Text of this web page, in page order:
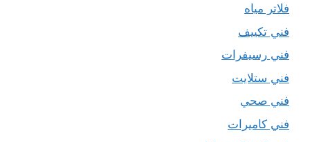
فلاتر مياه
فني تكييف
فني رسيفرات
فني ستلايت
فني صحي
فني كاميرات